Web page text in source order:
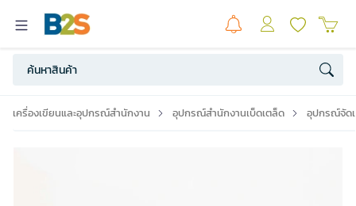
เครื่องเขียนและอุปกรณ์สำนักงาน อุปกรณ์สำนักงานเบ็ดเตล็ด อุปกรณ์จัด